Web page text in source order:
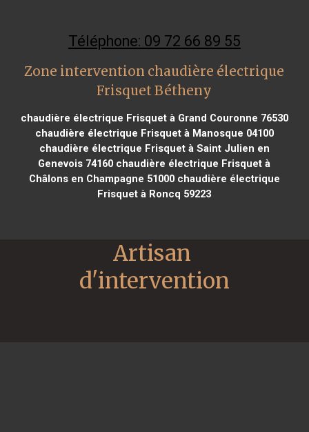
Téléphone: 09 72 66 89 55
Zone intervention chaudière électrique
Frisquet Bétheny
chaudière électrique Frisquet à Grand Couronne 76530
chaudière électrique Frisquet à Manosque 04100
chaudière électrique Frisquet à Saint Julien en
Genevois 74160 chaudière électrique Frisquet à
Châlons en Champagne 51000chaudière électrique
Frisquet à Roncq 59223
Artisan
d'intervention